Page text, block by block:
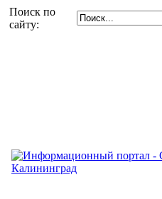
Поиск по
сайту: